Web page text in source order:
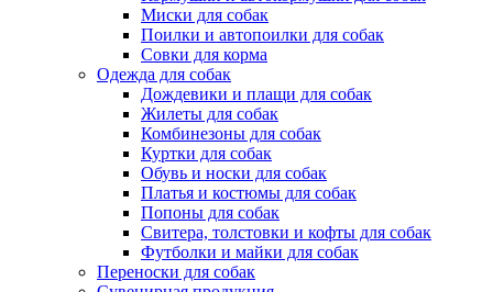
Миски для собак
Поилки и автопоилки для собак
Совки для корма
Одежда для собак
Дождевики и плащи для собак
Жилеты для собак
Комбинезоны для собак
Куртки для собак
Обувь и носки для собак
Платья и костюмы для собак
Попоны для собак
Свитера, толстовки и кофты для собак
Футболки и майки для собак
Переноски для собак